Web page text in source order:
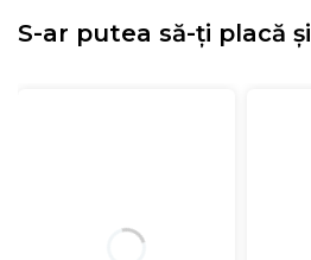
S-ar putea să-ți placă și